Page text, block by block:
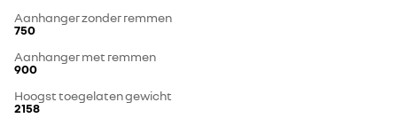
Aanhanger zonder remmen
750
Aanhanger met remmen
900
Hoogst toegelaten gewicht
2158